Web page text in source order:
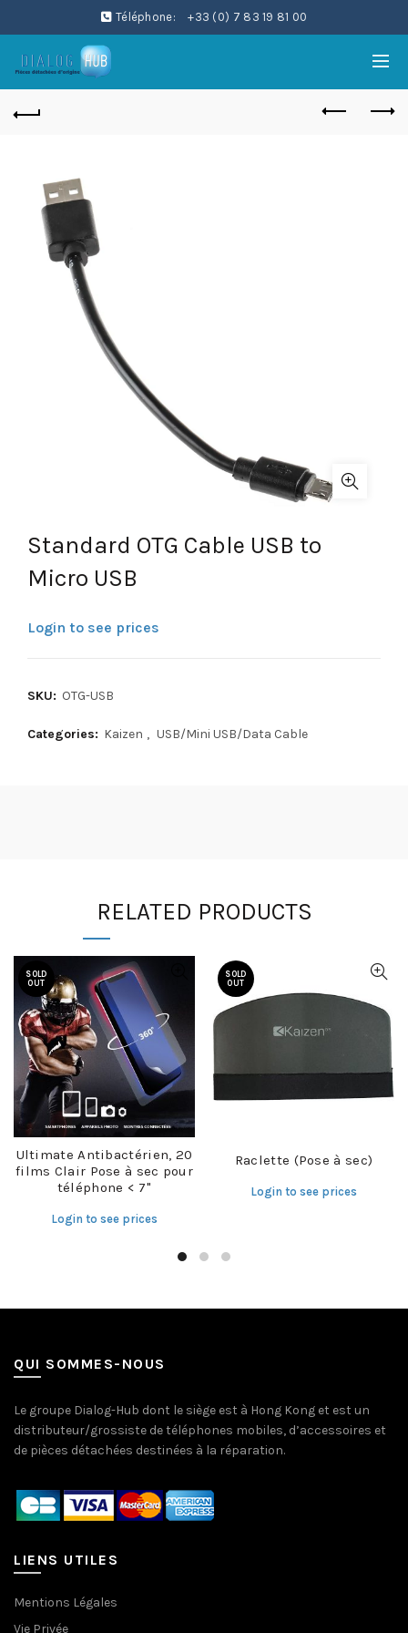
Téléphone: +33 (0) 7 83 19 81 00
Standard OTG Cable USB to
Micro USB
Login to see prices
SKU: OTG-USB
Categories: Kaizen , USB/Mini USB/Data Cable
RELATED PRODUCTS
SOLD
OUT
Ultimate Antibactérien, 20
films Clair Pose à sec pour
téléphone < 7"
Login to see prices
SOLD
OUT
Raclette (Pose à sec)
Login to see prices
QUI SOMMES-NOUS
Le groupe Dialog-Hub dont le siège est à Hong Kong et est un
distributeur/grossiste de téléphones mobiles, d’accessoires et
de pièces détachées destinées à la réparation.
LIENS UTILES
Mentions Légales
Vie Privée